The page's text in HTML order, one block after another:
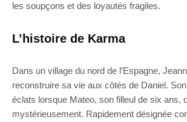
les soupçons et des loyautés fragiles.
L’histoire de Karma
Dans un village du nord de l’Espagne,
reconstruire sa vie aux côtés de Daniel.
éclats lorsque Mateo, son filleul de six ans,
mystérieusement. Rapidement désignée